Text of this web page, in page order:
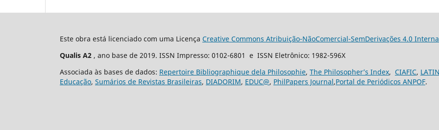
Este obra está licenciado com uma Licença Creative Commons Atribuição-NãoComercial-SemDerivações 4.0
Qualis A2 , ano base de 2019. ISSN Impresso: 0102-6801 e ISSN Eletrônico: 1982-596X
Associada às bases de dados: Repertoire Bibliographique dela Philosophie, The Philosopher’s Index, CIAFIC,
Educação, Sumários de Revistas Brasileiras, DIADORIM, EDUC@, PhilPapers Journal,Portal de Periódicos ANPOF.